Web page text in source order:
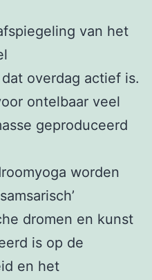
van het
overdag actief is.
ontelbaar veel
geproduceerd
worden
dromen en kunst
is op de
en het